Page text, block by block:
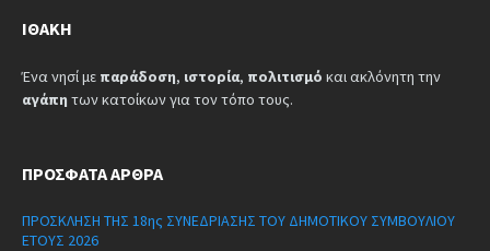
ΙΘΆΚΗ
Ένα νησί με παράδοση, ιστορία, πολιτισμό και ακλόνητη την
αγάπη των κατοίκων για τον τόπο τους.
ΠΡΌΣΦΑΤΑ ΆΡΘΡΑ
ΠΡΟΣΚΛΗΣΗ ΤΗΣ 18ης ΣΥΝΕΔΡΙΑΣΗΣ ΤΟΥ ΔΗΜΟΤΙΚΟΥ ΣΥΜΒΟΥΛΙΟΥ
ΕΤΟΥΣ 2026